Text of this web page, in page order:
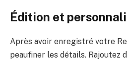
Édition et
Après avoir enregistré votre
peaufiner les détails. Rajoutez